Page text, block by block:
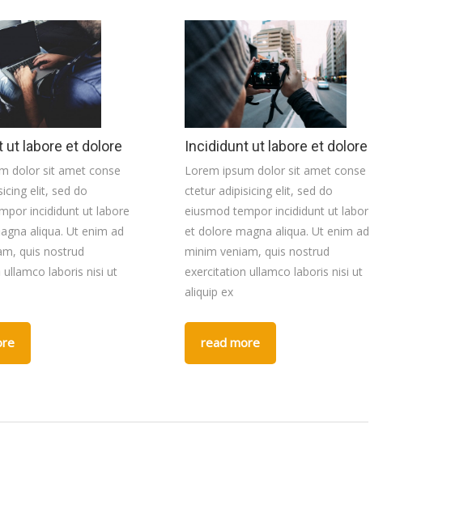
ut labore et dolore
dolor sit amet conse
elit, sed do
incididunt ut labore
aliqua. Ut enim ad
quis nostrud
ullamco laboris nisi ut
Incididunt ut labore et dolore
Lorem ipsum dolor sit amet conse
ctetur adipisicing elit, sed do
eiusmod tempor incididunt ut labore
et dolore magna aliqua. Ut enim ad
minim veniam, quis nostrud
exercitation ullamco laboris nisi ut
aliquip ex
read more